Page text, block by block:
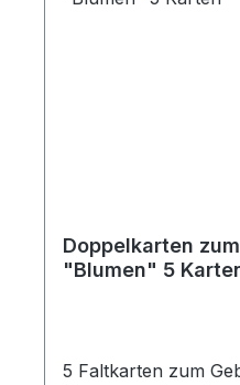
Doppelkarten
"Blumen" 5
5 Faltkarten zum